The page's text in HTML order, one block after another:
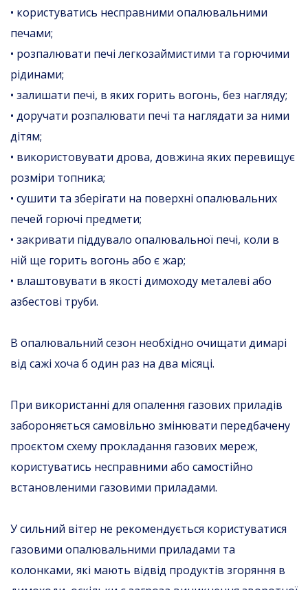
• користуватись несправними опалювальними
печами;
• розпалювати печі легкозаймистими та горючими
рідинами;
• залишати печі, в яких горить вогонь, без нагляду;
• доручати розпалювати печі та наглядати за ними
дітям;
• використовувати дрова, довжина яких перевищує
розміри топника;
• сушити та зберігати на поверхні опалювальних
печей горючі предмети;
• закривати піддувало опалювальної печі, коли в
ній ще горить вогонь або є жар;
• влаштовувати в якості димоходу металеві або
азбестові труби.
В опалювальний сезон необхідно очищати димарі
від сажі хоча б один раз на два місяці.
При використанні для опалення газових приладів
забороняється самовільно змінювати передбачену
проєктом схему прокладання газових мереж,
користуватись несправними або самостійно
встановленими газовими приладами.
У сильний вітер не рекомендується користуватися
газовими опалювальними приладами та
колонками, які мають відвід продуктів згоряння в